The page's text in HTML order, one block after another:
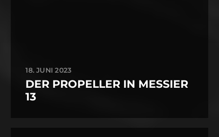
18. JUNI 2023
DER PROPELLER IN MESSIER
13